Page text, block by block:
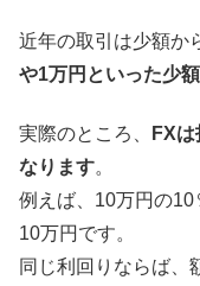
近年の取引は少額か
や1万円といった少
実際のところ、
FX
なります。
例えば、10万円の
10万円です。
同じ利回りならば、